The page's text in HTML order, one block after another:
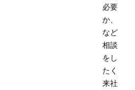
必要
か、
など
相談
をし
たく
来社